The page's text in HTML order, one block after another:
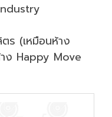
ร (เหมือนห้าง
ง Happy Move